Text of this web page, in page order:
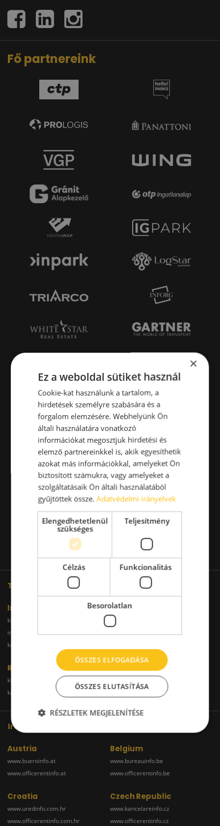
Fő partnereink
További oldalaink
Iroda
kiadoiroda.info
irodakiadobudapest.hu
kiadoirodabudaors.hu
kiadoirodadebrecen.hu
kiadoirodagyor.hu
Raktár
kiadoraktarbudapest.hu
kiadoraktardebrecen.hu
kiadoraktargyor.hu
raktarszekesfehervar.hu
Iroda kereső hálózatunk
Austria
www.bueroinfo.at
www.officerentinfo.at
Belgium
www.bureauinfo.be
www.officerentinfo.be
Croatia
www.uredinfo.com.hr
www.officerentinfo.com.hr
Czech Republic
www.kancelareinfo.cz
www.officerentinfo.cz
×
Ez a weboldal sütiket használ
Cookie-kat használunk a tartalom, a
hirdetések személyre szabására és a
forgalom elemzésére. Webhelyünk Ön
általi használatára vonatkozó
információkat megosztjuk hirdetési és
elemző partnereinkkel is, akik egyesíthetik
azokat más információkkal, amelyeket Ön
biztosított számukra, vagy amelyeket a
szolgáltatásaik Ön általi használatából
gyűjtöttek össze.Adatvédelmi irányelvek
Elengedhetetlenül
szükséges
Teljesítmény
Célzás Funkcionalitás
Besorolatlan
ÖSSZES ELFOGADÁSA
ÖSSZES ELUTASÍTÁSA
RÉSZLETEK MEGJELENÍTÉSE